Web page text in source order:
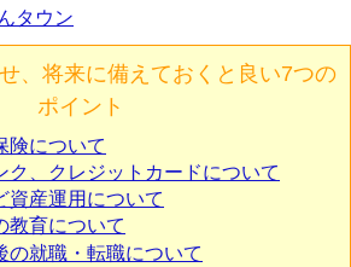
タウン
、将来に備えておくと良い7つの
ポイント
険について
ク、クレジットカードについて
資産運用について
教育について
の就職・転職について